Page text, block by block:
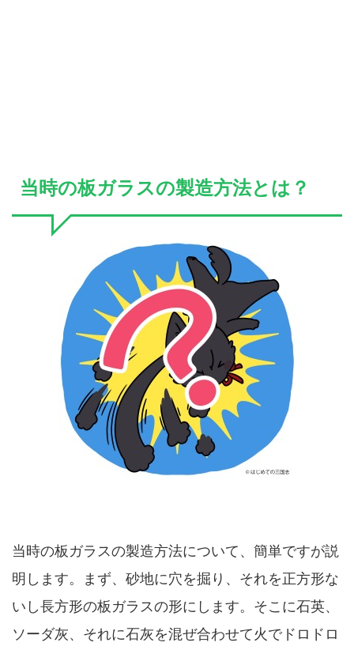
当時の板ガラスの製造方法とは？
当時の板ガラスの製造方法について、簡単ですが説
明します。まず、砂地に穴を掘り、それを正方形な
いし長方形の板ガラスの形にします。そこに石英、
ソーダ灰、それに石灰を混ぜ合わせて火でドロドロ